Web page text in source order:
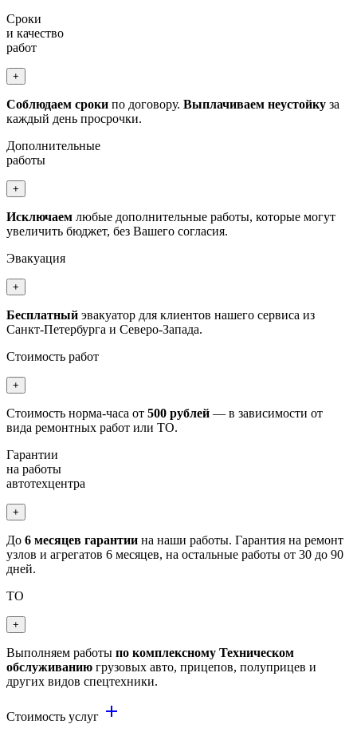
Сроки
и качество
работ
+
Соблюдаем сроки по договору. Выплачиваем неустойку за
каждый день просрочки.
Дополнительные
работы
+
Исключаем любые дополнительные работы, которые могут
увеличить бюджет, без Вашего согласия.
Эвакуация
+
Бесплатный эвакуатор для клиентов нашего сервиса из
Санкт-Петербурга и Северо-Запада.
Стоимость работ
+
Стоимость норма-часа от 500 рублей — в зависимости от
вида ремонтных работ или ТО.
Гарантии
на работы
автотехцентра
+
До 6 месяцев гарантии на наши работы. Гарантия на ремонт
узлов и агрегатов 6 месяцев, на остальные работы от 30 до 90
дней.
ТО
+
Выполняем работы по комплексному Техническом
обслуживанию грузовых авто, прицепов, полуприцев и
других видов спецтехники.
Стоимость услуг add